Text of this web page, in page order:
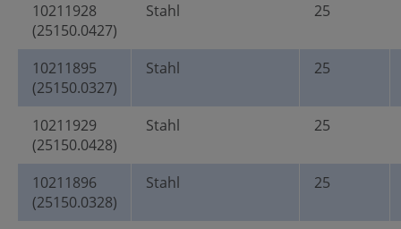
10211928
(25150.0427)
Stahl 25
10211895
(25150.0327)
Stahl 25
10211929
(25150.0428)
Stahl 25
10211896
(25150.0328)
Stahl 25